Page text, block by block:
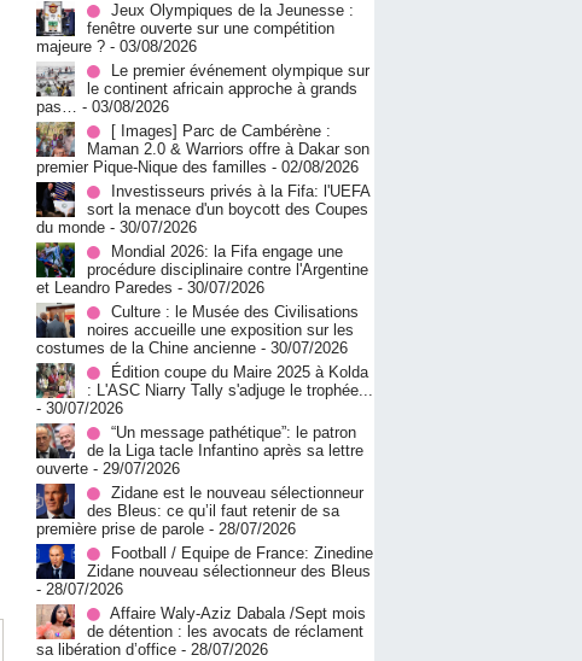
Jeux Olympiques de la Jeunesse :
fenêtre ouverte sur une compétition
majeure ? - 03/08/2026
Le premier événement olympique sur
le continent africain approche à grands
pas… - 03/08/2026
[ Images] Parc de Cambérène :
Maman 2.0 & Warriors offre à Dakar son
premier Pique-Nique des familles - 02/08/2026
Investisseurs privés à la Fifa: l'UEFA
sort la menace d'un boycott des Coupes
du monde - 30/07/2026
Mondial 2026: la Fifa engage une
procédure disciplinaire contre l'Argentine
et Leandro Paredes - 30/07/2026
Culture : le Musée des Civilisations
noires accueille une exposition sur les
costumes de la Chine ancienne - 30/07/2026
Édition coupe du Maire 2025 à Kolda
: L'ASC Niarry Tally s'adjuge le trophée...
- 30/07/2026
“Un message pathétique”: le patron
de la Liga tacle Infantino après sa lettre
ouverte - 29/07/2026
Zidane est le nouveau sélectionneur
des Bleus: ce qu’il faut retenir de sa
première prise de parole - 28/07/2026
Football / Equipe de France: Zinedine
Zidane nouveau sélectionneur des Bleus
- 28/07/2026
Affaire Waly-Aziz Dabala /Sept mois
de détention : les avocats de réclament
sa libération d’office - 28/07/2026